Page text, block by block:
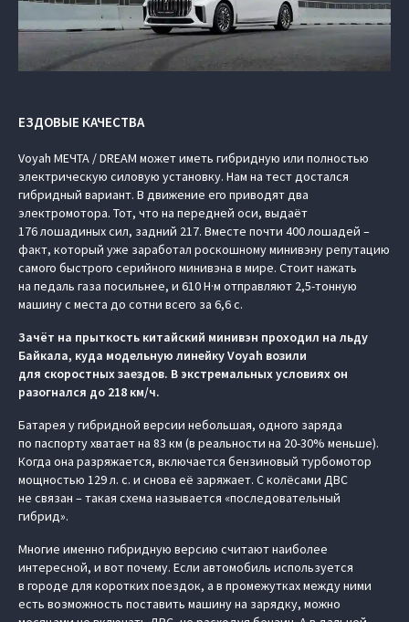
ЕЗДОВЫЕ КАЧЕСТВА
Voyah МЕЧТА / DREAM может иметь гибридную или полностью
электрическую силовую установку. Нам на тест достался
гибридный вариант. В движение его приводят два
электромотора. Тот, что на передней оси, выдаёт
176 лошадиных сил, задний 217. Вместе почти 400 лошадей –
факт, который уже заработал роскошному минивэну репутацию
самого быстрого серийного минивэна в мире. Стоит нажать
на педаль газа посильнее, и 610 Н·м отправляют 2,5-тонную
машину с места до сотни всего за 6,6 с.
Зачёт на прыткость китайский минивэн проходил на льду
Байкала, куда модельную линейку Voyah возили
для скоростных заездов. В экстремальных условиях он
разогнался до 218 км/ч.
Батарея у гибридной версии небольшая, одного заряда
по паспорту хватает на 83 км (в реальности на 20-30% меньше).
Когда она разряжается, включается бензиновый турбомотор
мощностью 129 л. с. и снова её заряжает. С колёсами ДВС
не связан – такая схема называется «последовательный
гибрид».
Многие именно гибридную версию считают наиболее
интересной, и вот почему. Если автомобиль используется
в городе для коротких поездок, а в промежутках между ними
есть возможность поставить машину на зарядку, можно